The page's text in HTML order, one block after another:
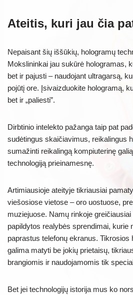
Ateitis, kuri jau čia
Nepaisant šių iššūkių, hologramų
Mokslininkai jau sukūrė hologramas,
bet ir pajusti – naudojant ultragarsą,
pojūtį ore. Įsivaizduokite hologramą,
bet ir „paliesti”.
Dirbtinio intelekto pažanga taip pat
sudėtingus skaičiavimus, reikalingus
sumažinti reikalingą kompiuterinę
technologiją prieinamesnę.
Artimiausioje ateityje tikriausiai
viešosiose vietose – oro uostuose,
muziejuose. Namų rinkoje
papildytos realybės sprendimai, kurie
paprastus telefonų ekranus. Tikrosios
galima matyti be jokių prietaisų,
brangiomis ir naudojamomis tik
Bet jei technologijų istorija mus ko